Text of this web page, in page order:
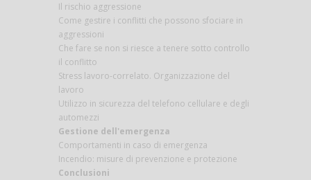
Il rischio aggressione
Come gestire i conflitti che possono sfociare in
aggressioni
Che fare se non si riesce a tenere sotto controllo
il conflitto
Stress lavoro-correlato. Organizzazione del
lavoro
Utilizzo in sicurezza del telefono cellulare e degli
automezzi
Gestione dell'emergenza
Comportamenti in caso di emergenza
Incendio: misure di prevenzione e protezione
Conclusioni